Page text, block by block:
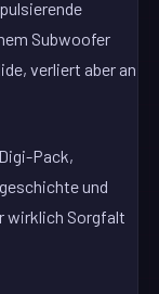
Subwoofer
verliert aber an
Pack,
und
wirklich Sorgfalt